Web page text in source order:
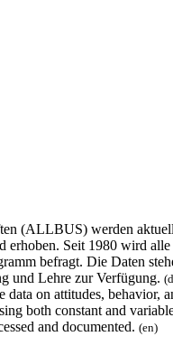
(ALLBUS) werden
Seit 1980 wird
befragt. Die Daten
und Lehre zur Verfügung.
on attitudes, behavior,
both constant and
and documented. (en)